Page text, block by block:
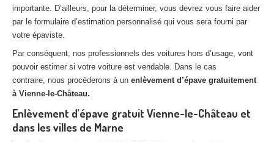
importante. D’ailleurs, pour la déterminer, vous devrez vous faire aider
par le formulaire d’estimation personnalisé qui vous sera fourni par
votre épaviste.
Par conséquent, nos professionnels des voitures hors d’usage, vont
pouvoir estimer si votre voiture est vendable. Dans le cas
contraire, nous procéderons à un enlèvement d’épave gratuitement
à Vienne-le-Château.
Enlèvement d’épave gratuit Vienne-le-Château et
dans les villes de Marne